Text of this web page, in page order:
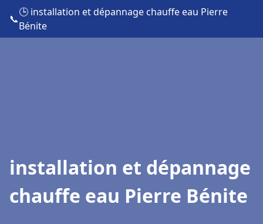
📞
🕒 installation et dépannage chauffe eau Pierre
Bénite
installation et dépannage
chauffe eau Pierre Bénite